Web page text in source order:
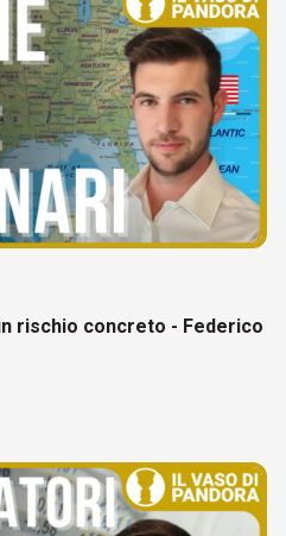
rischio concreto - Federico